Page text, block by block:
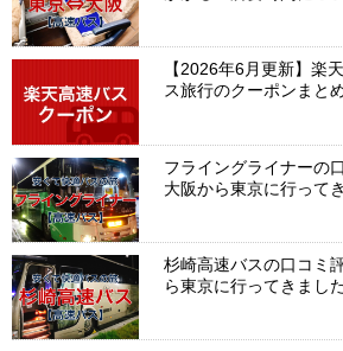
【2026年6月更新】楽
ス旅行のクーポンまと
フライングライナーの
大阪から東京に行って
杉崎高速バスの口コミ
ら東京に行ってきまし